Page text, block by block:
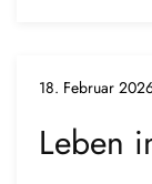
18. Februar
Leben